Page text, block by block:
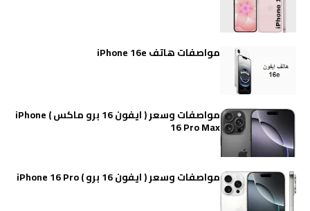
مواصفات هاتف iPhone 16e
مواصفات وسعر ( ايفون 16 برو ماكس ) iPhone
16 Pro Max
مواصفات وسعر ( ايفون 16 برو ) iPhone 16 Pro